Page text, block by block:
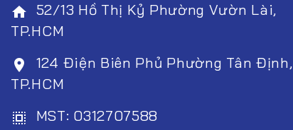
home 52/13 Hồ Thị Kỷ Phường Vườn Lài,
TP.HCM
room
124 Điện Biên Phủ Phường Tân Định,
TP.HCM
select_all MST: 0312707588